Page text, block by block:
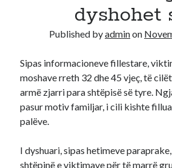
Recent Comments
dyshohet
Published byadminon
Sipas informacioneve fillestare,
moshave rreth 32 dhe 45 vjeç, të
armë zjarri para shtëpisë së tyre.
pasur motiv familjar, i cili kishte
palëve.
I dyshuari, sipas hetimeve
shtëpinë e viktimave për të marrë